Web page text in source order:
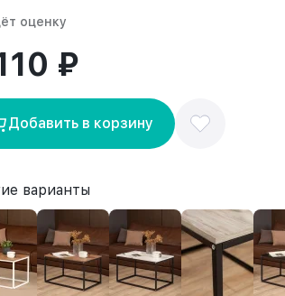
оценку
₽
Добавить в корзину
варианты